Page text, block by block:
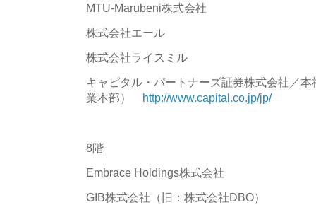
MTU-Marubeni株式会社
株式会社エール
株式会社ライスミル
キャピタル・パートナーズ証券株式会社／
業本部）
http://www.capital.co.jp/jp/
8階
Embrace Holdings株式会社
GIB株式会社（旧：株式会社DBO）